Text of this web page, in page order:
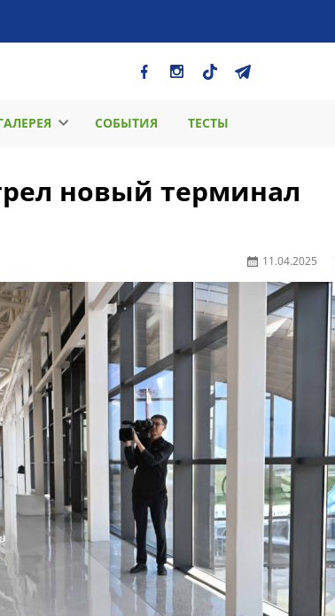
СОБЫТИЯ ТЕСТЫ
новый терминал
11.04.2025